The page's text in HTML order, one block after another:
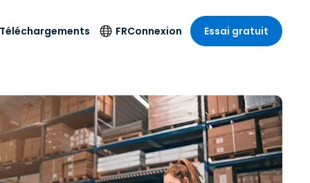
de
Produits de
sécurité
Antivirus
Détection et
réponse sur les
terminaux
Divertissements
Divertissements
Téléchargements FR
Langue
English
Deutsch
Español
Connexion Essai gratuit